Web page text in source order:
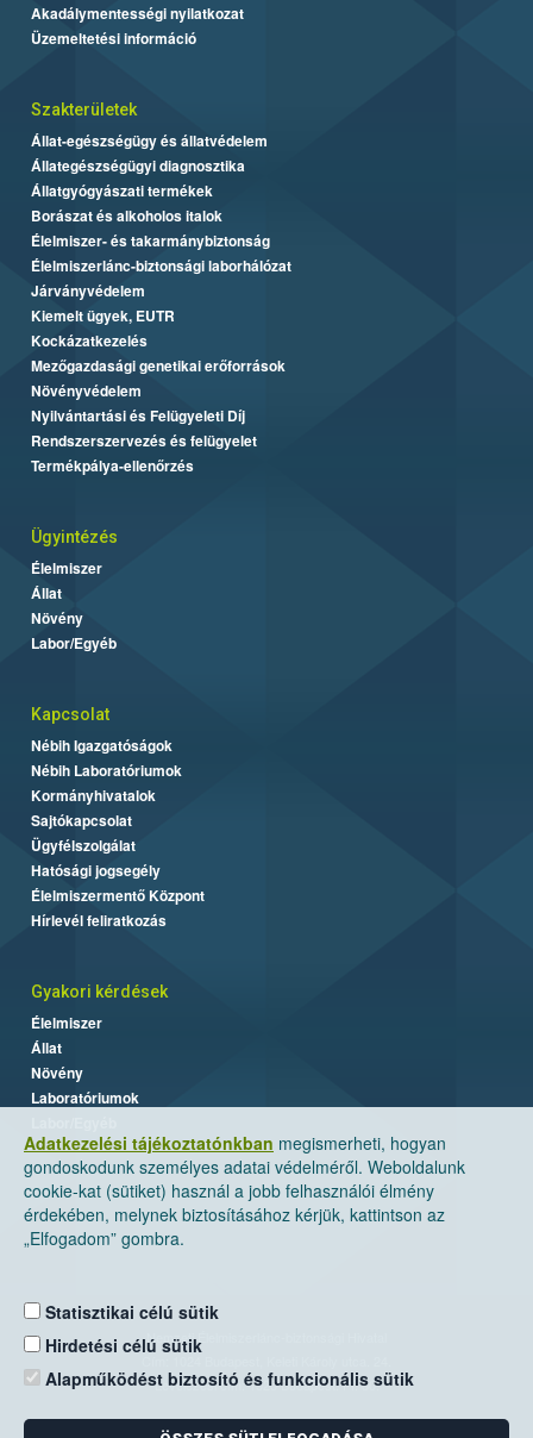
Adatkezelési tájékoztatónkban megismerheti, hogyan
gondoskodunk személyes adatai védelméről. Weboldalunk
cookie-kat (sütiket) használ a jobb felhasználói élmény
érdekében, melynek biztosításához kérjük, kattintson az
„Elfogadom” gombra.
Statisztikai célú sütik
Hirdetési célú sütik
Alapműködést biztosító és funkcionális sütik
Akadálymentességi nyilatkozat
Üzemeltetési információ
Szakterületek
Állat-egészségügy és állatvédelem
Állategészségügyi diagnosztika
Állatgyógyászati termékek
Borászat és alkoholos italok
Élelmiszer- és takarmánybiztonság
Élelmiszerlánc-biztonsági laborhálózat
Járványvédelem
Kiemelt ügyek, EUTR
Kockázatkezelés
Mezőgazdasági genetikai erőforrások
Növényvédelem
Nyilvántartási és Felügyeleti Díj
Rendszerszervezés és felügyelet
Termékpálya-ellenőrzés
Ügyintézés
Élelmiszer
Állat
Növény
Labor/Egyéb
Kapcsolat
Nébih Igazgatóságok
Nébih Laboratóriumok
Kormányhivatalok
Sajtókapcsolat
Ügyfélszolgálat
Hatósági jogsegély
Élelmiszermentő Központ
Hírlevél feliratkozás
Gyakori kérdések
Élelmiszer
Állat
Növény
Laboratóriumok
Nemzeti Élelmiszerlánc-biztonsági Hivatal
Levelezési cím: 1525 Budapest. Pf. 30.